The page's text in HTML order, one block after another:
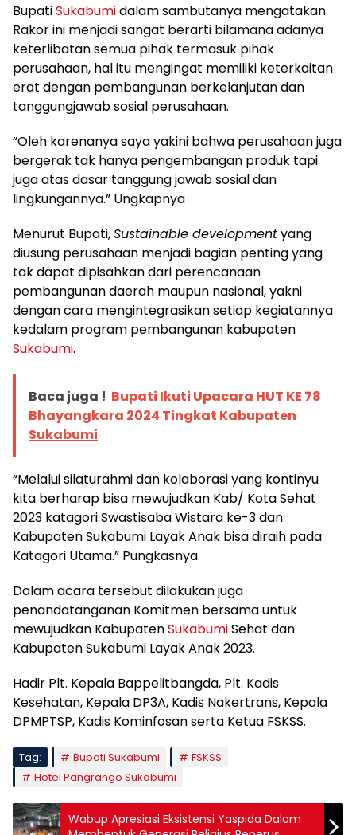
BupatiSukabumidalam sambutanya mengatakan
Rakor ini menjadi sangat berarti bilamana adanya
keterlibatan semua pihak termasuk pihak
perusahaan, hal itu mengingat memiliki keterkaitan
erat dengan pembangunan berkelanjutan dan
tanggungjawab sosial perusahaan.
“Oleh karenanya saya yakini bahwa perusahaan juga
bergerak tak hanya pengembangan produk tapi
juga atas dasar tanggung jawab sosial dan
lingkungannya.” Ungkapnya
Menurut Bupati,Sustainable developmentyang
diusung perusahaan menjadi bagian penting yang
tak dapat dipisahkan dari perencanaan
pembangunan daerah maupun nasional, yakni
dengan cara mengintegrasikan setiap kegiatannya
kedalam program pembangunan kabupaten
Sukabumi.
Baca juga ! Bupati Ikuti Upacara HUT KE 78
Bhayangkara 2024 Tingkat Kabupaten
Sukabumi
“Melalui silaturahmi dan kolaborasi yang kontinyu
kita berharap bisa mewujudkan Kab/ Kota Sehat
2023 katagori Swastisaba Wistara ke-3 dan
Kabupaten Sukabumi Layak Anak bisa diraih pada
Katagori Utama.” Pungkasnya.
Dalam acara tersebut dilakukan juga
penandatanganan Komitmen bersama untuk
mewujudkan KabupatenSukabumiSehat dan
Kabupaten Sukabumi Layak Anak 2023.
Hadir Plt. Kepala Bappelitbangda, Plt. Kadis
Kesehatan, Kepala DP3A, Kadis Nakertrans, Kepala
DPMPTSP, Kadis Kominfosan serta Ketua FSKSS.
Tag: Bupati Sukabumi
FSKSS
Hotel Pangrango Sukabumi
Wabup Apresiasi Eksistensi Yaspida Dalam